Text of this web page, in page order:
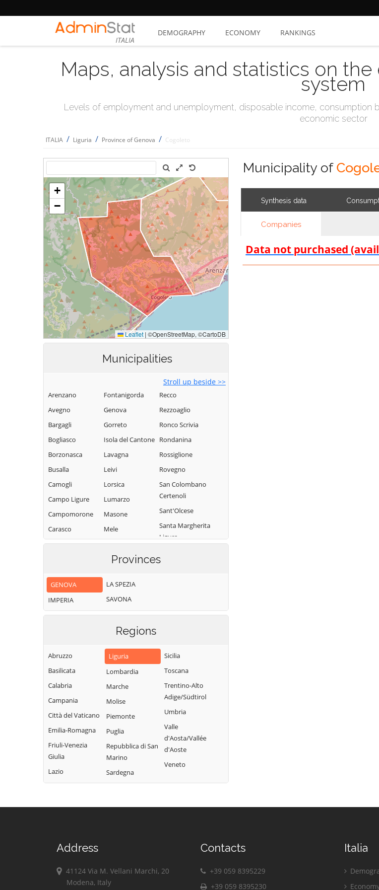
ITALIA
DEMOGRAPHY ECONOMY RANKINGS
Maps, analysis and statistics on
system
Levels of employment and unemployment, disposable income,
economic sector
ITALIA / Liguria / Province of Genova / Cogoleto
Municipalities
Stroll up beside >>
Arenzano
Avegno
Bargagli
Bogliasco
Borzonasca
Busalla
Camogli
Campo Ligure
Campomorone
Carasco
Casarza Ligure
Chiavarese
Ceranesi
Chiavari
Cogorno
Coreglia Ligure
Crocefieschi
Davagna
Fascia
Favale di Malvaro
Fontanigorda
Genova
Gorreto
Isola del Cantone
Lavagna
Leivi
Lorsica
Lumarzo
Masone
Mele
Mezzanego
Mignanego
Moneglia
Montebruno
Neirone
Orero
Recco
Rezzoaglio
Ronco Scrivia
Rondanina
Rossiglione
Rovegno
San Colombano
Certenoli
Sant'Olcese
Santa Margherita
Ligure
d'Aveto
Torriglia
Tribogna
Uscio
Valbrevenna
Vobbia
Zoagli
Provinces
GENOVA
IMPERIA
LA SPEZIA
SAVONA
Regions
Abruzzo
Basilicata
Calabria
Campania
Città del Vaticano
Emilia-Romagna
Friuli-Venezia
Giulia
Lazio
Liguria
Lombardia
Marche
Molise
Piemonte
Puglia
Repubblica di San
Marino
Sardegna
Sicilia
Toscana
Trentino-Alto
Adige/Südtirol
Umbria
Valle
d'Aosta/Vallée
d'Aoste
Veneto
Municipality of
Synthesis data
Companies
Data not purchased
Address
41124 Via M. Vellani Marchi, 20
Modena, Italy
Contacts
+39 059 8395229
+39 059 8395230
Italia